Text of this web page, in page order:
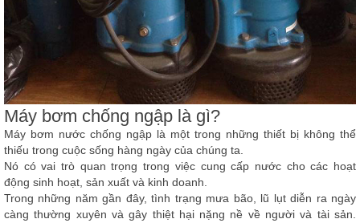
Máy bơm chống ngập là gì?
Máy bơm nước chống ngập là một trong những thiết bị không thể
thiếu trong cuộc sống hàng ngày của chúng ta.
Nó có vai trò quan trọng trong việc cung cấp nước cho các hoạt
động sinh hoạt, sản xuất và kinh doanh.
Trong những năm gần đây, tình trạng mưa bão, lũ lụt diễn ra ngày
càng thường xuyên và gây thiệt hại nặng nề về người và tài sản.